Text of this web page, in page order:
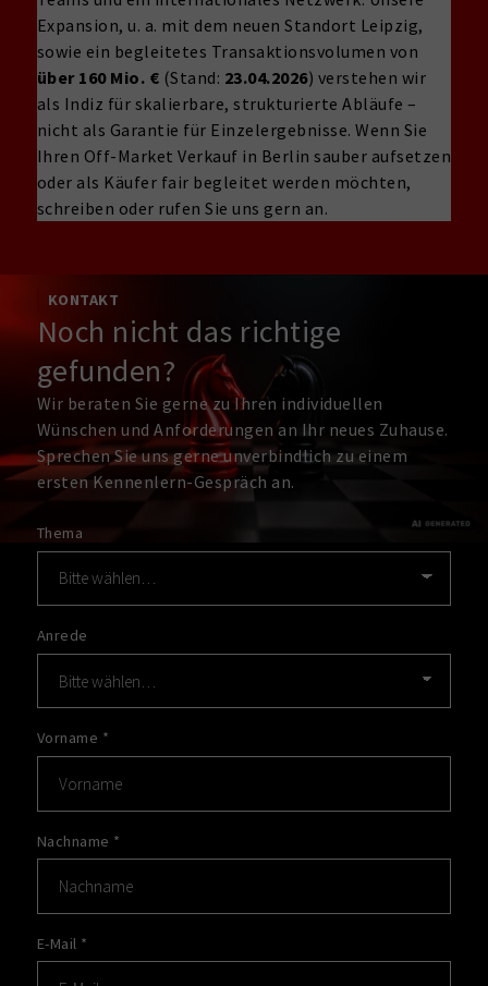
Expansion, u. a. mit dem neuen Standort Leipzig,
sowie ein begleitetes Transaktionsvolumen von
über 160 Mio. € (Stand: 23.04.2026) verstehen wir
als Indiz für skalierbare, strukturierte Abläufe –
nicht als Garantie für Einzelergebnisse. Wenn Sie
Ihren Off-Market Verkauf in Berlin sauber aufsetzen
oder als Käufer fair begleitet werden möchten,
schreiben oder rufen Sie uns gern an.
KONTAKT
Noch nicht das richtige
gefunden?
Wir beraten Sie gerne zu Ihren individuellen
Wünschen und Anforderungen an Ihr neues Zuhause.
Sprechen Sie uns gerne unverbindlich zu einem
ersten Kennenlern-Gespräch an.
Thema
Anrede
Vorname *
Nachname *
E-Mail *